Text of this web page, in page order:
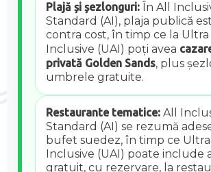
Plajă și șezlonguri:În All
Standard (AI), plaja publică
contra cost, în timp ce la Ultra
Inclusive (UAI) poți avea
privată Golden Sands, plus
umbrele gratuite.
Restaurante tematice:All
Standard (AI) se rezumă
bufet suedez, în timp ce Ultra
Inclusive (UAI) poate include
gratuit, cu rezervare, la